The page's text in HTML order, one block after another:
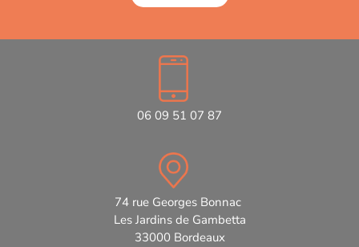
06 09 51 07 87
74 rue Georges Bonnac
Les Jardins de Gambetta
33000 Bordeaux